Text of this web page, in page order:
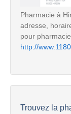
Pharmacie à
adresse,
pour
http://
Trouvez la